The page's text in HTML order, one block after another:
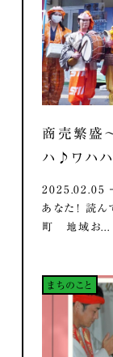
商売繁盛
ハ♪ワハ
2025.02.05 ―
あなた！ 読
町 地域お...
まちのこと